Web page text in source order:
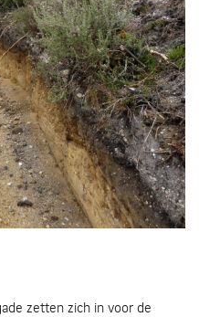
zetten zich in voor de